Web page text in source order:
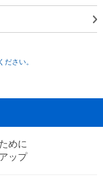
さい。
めに
ップ